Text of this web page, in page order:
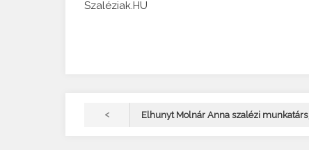
Szaléziak.HU
< Elhunyt Molnár Anna szalézi